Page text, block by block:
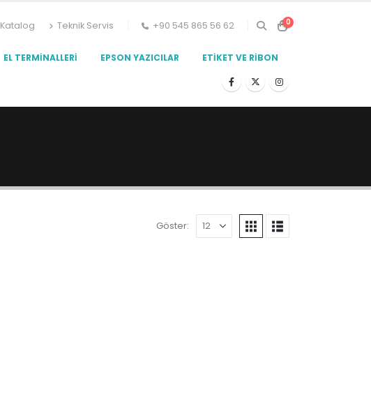
Katalog Teknik Servis +90 545 865 56 62 0
EL TERMINALLERI EPSON YAZICILAR ETIKET VE RIBON
Göster: